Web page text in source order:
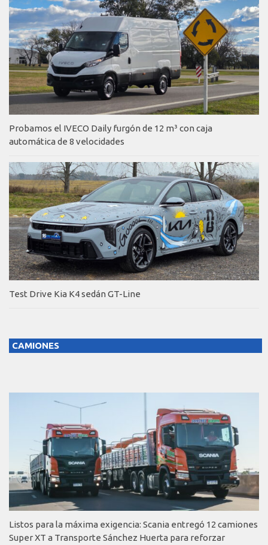
Probamos el IVECO Daily furgón de 12 m³ con caja
automática de 8 velocidades
Test Drive Kia K4 sedán GT-Line
CAMIONES
Listos para la máxima exigencia: Scania entregó 12 camiones
Super XT a Transporte Sánchez Huerta para reforzar